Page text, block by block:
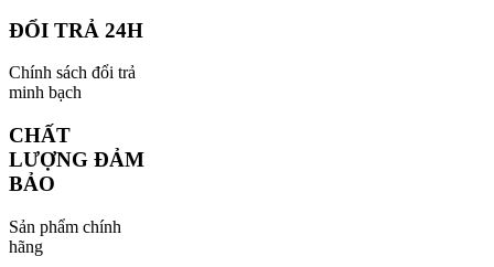
ĐỔI TRẢ 24H
Chính sách đổi trả
minh bạch
CHẤT
LƯỢNG ĐẢM
BẢO
Sản phẩm chính
hãng